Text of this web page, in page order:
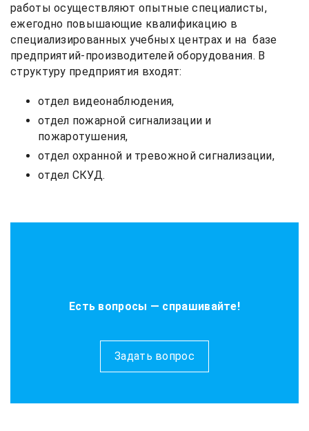
работы осуществляют опытные специалисты,
ежегодно повышающие квалификацию в
специализированных учебных центрах и на базе
предприятий-производителей оборудования. В
структуру предприятия входят:
отдел видеонаблюдения,
отдел пожарной сигнализации и
пожаротушения,
отдел охранной и тревожной сигнализации,
отдел СКУД.
Есть вопросы — спрашивайте!
Задать вопрос